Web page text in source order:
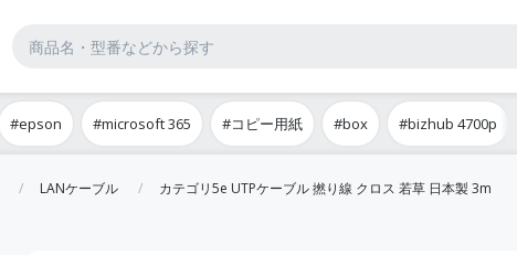
#epson #microsoft 365 #コピー用紙 #box #bizhub 4700p
LANケーブル カテゴリ5e UTPケーブル 撚り線 クロス 若草 日本製 3m